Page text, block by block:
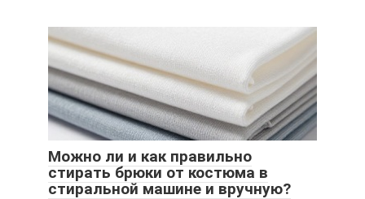
Можно ли и как правильно
стирать брюки от костюма в
стиральной машине и вручную?